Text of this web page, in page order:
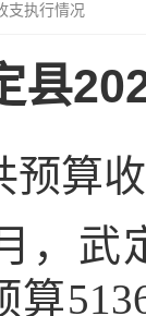
执行情况
县
预算
，武